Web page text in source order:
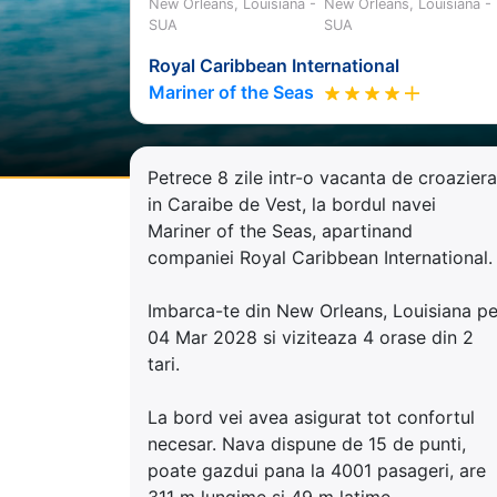
New Orleans, Louisiana -
SUA
New Orleans, Louisiana -
SUA
Royal Caribbean International
Mariner of the Seas
Petrece 8 zile intr-o vacanta de croaziera
in Caraibe de Vest, la bordul navei
Mariner of the Seas, apartinand
companiei Royal Caribbean International.
Imbarca-te din New Orleans, Louisiana pe
04 Mar 2028 si viziteaza 4 orase din 2
tari.
La bord vei avea asigurat tot confortul
necesar. Nava dispune de 15 de punti,
poate gazdui pana la 4001 pasageri, are